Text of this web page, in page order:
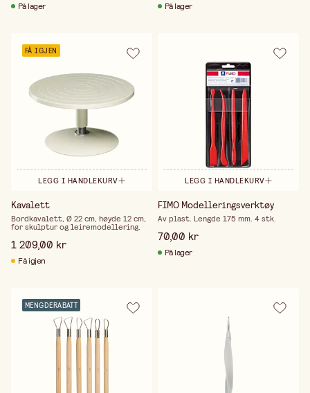
På lager På lager
FÅ IGJEN
LEGG I HANDLEKURV
Kavalett
Bordkavalett, Ø 22 cm, høyde 12 cm,
for skulptur og leiremodellering.
1 209,00 kr
Få igjen
LEGG I HANDLEKURV
FIMO Modelleringsverktøy
Av plast. Lengde 175 mm. 4 stk.
70,00 kr
På lager
MENGDERABATT